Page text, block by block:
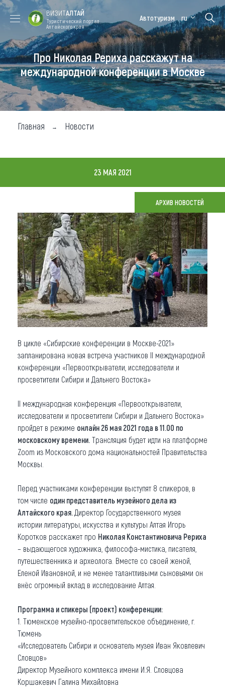
Форум VISIT
ALTAI
Цветение
маральника
Медицинский
форум
Алтайская
зимовка
Туры
Где побывать
Чем заняться
Где остановиться
Новости
Что привезти (сувениры)
О регионе
Коллекция впечатлений
Другие рубрики
ВИЗИТАЛТАЙ
Туристический портал
Алтайского края
Автотуризм ru
Про Николая Рериха расскажут на
международной конференции в Москве
Главная Новости
23 МАЯ 2021
АРХИВ НОВОСТЕЙ
В цикле «Сибирские конференции в Москве-2021»
запланирована новая встреча участников II международной
конференции «Первооткрыватели, исследователи и
просветители Сибири и Дальнего Востока»
II международная конференция «Первооткрыватели,
исследователи и просветители Сибири и Дальнего Востока»
пройдет в режиме онлайн 26 мая 2021 года в 11.00 по
московскому времени. Трансляция будет идти на платформе
Zoom из Московского дома национальностей Правительства
Москвы.
Перед участниками конференции выступят 8 спикеров, в
том числе один представитель музейного дела из
Алтайского края. Директор Государственного музея
истории литературы, искусства и культуры Алтая Игорь
Коротков расскажет про Николая Константиновича Рериха
– выдающегося художника, философа-мистика, писателя,
путешественника и археолога. Вместе со своей женой,
Еленой Ивановной, и не менее талантливыми сыновьями он
внёс огромный вклад в исследование Алтая.
Программа и спикеры (проект) конференции:
1. Тюменское музейно-просветительское объединение, г.
Тюмень
«Исследователь Сибири и основатель музея Иван Яковлевич
Словцов»
Директор Музейного комплекса имени И.Я. Словцова
Коршакевич Галина Михайловна